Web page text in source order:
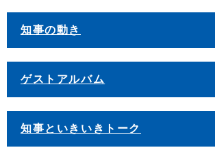
知事の動き
ゲストアルバム
知事といきいきトーク